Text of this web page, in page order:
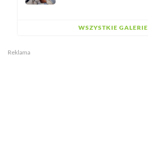
WSZYSTKIE GALERIE
Reklama